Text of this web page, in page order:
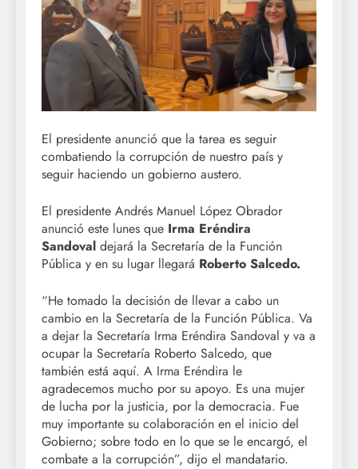
El presidente anunció que la tarea es seguir
combatiendo la corrupción de nuestro país y
seguir haciendo un gobierno austero.
El presidente Andrés Manuel López Obrador
anunció este lunes que Irma Eréndira
Sandoval dejará la Secretaría de la Función
Pública y en su lugar llegará Roberto Salcedo.
“He tomado la decisión de llevar a cabo un
cambio en la Secretaría de la Función Pública. Va
a dejar la Secretaría Irma Eréndira Sandoval y va a
ocupar la Secretaría Roberto Salcedo, que
también está aquí. A Irma Eréndira le
agradecemos mucho por su apoyo. Es una mujer
de lucha por la justicia, por la democracia. Fue
muy importante su colaboración en el inicio del
Gobierno; sobre todo en lo que se le encargó, el
combate a la corrupción”, dijo el mandatario.